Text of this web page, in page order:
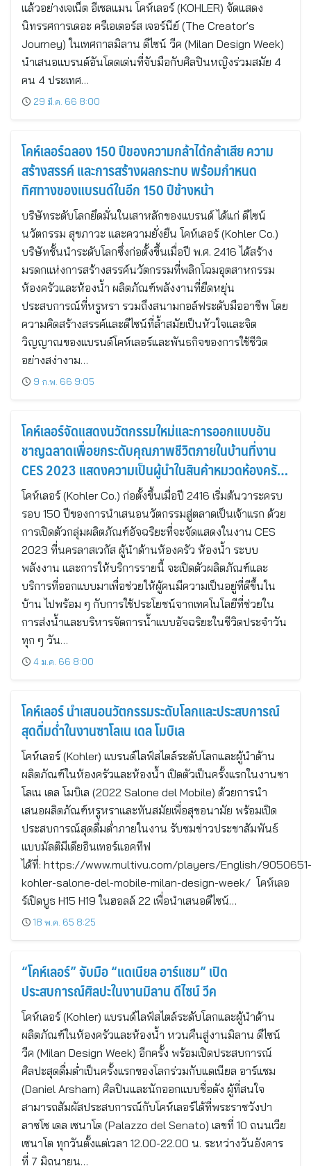
แล้วอย่างเจเน็ต อีเชลแมน โคห์เลอร์ (KOHLER) จัดแสดง
นิทรรศการเดอะ ครีเอเตอร์ส เจอร์นีย์ (The Creator’s
Journey) ในเทศกาลมิลาน ดีไซน์ วีค (Milan Design Week)
นำเสนอแบรนด์อันโดดเด่นที่จับมือกับศิลปินหญิงร่วมสมัย 4
คน 4 ประเทศ…
29 มี.ค. 66 8:00
โคห์เลอร์ฉลอง 150 ปีของความกล้าได้กล้าเสีย ความ
สร้างสรรค์ และการสร้างผลกระทบ พร้อมกำหนด
ทิศทางของแบรนด์ในอีก 150 ปีข้างหน้า
บริษัทระดับโลกยึดมั่นในเสาหลักของแบรนด์ ได้แก่ ดีไซน์
นวัตกรรม สุขภาวะ และความยั่งยืน โคห์เลอร์ (Kohler Co.)
บริษัทชั้นนำระดับโลกซึ่งก่อตั้งขึ้นเมื่อปี พ.ศ. 2416 ได้สร้าง
มรดกแห่งการสร้างสรรค์นวัตกรรมที่พลิกโฉมอุตสาหกรรม
ห้องครัวและห้องน้ำ ผลิตภัณฑ์พลังงานที่ยืดหยุ่น
ประสบการณ์ที่หรูหรา รวมถึงสนามกอล์ฟระดับมืออาชีพ โดย
ความคิดสร้างสรรค์และดีไซน์ที่ล้ำสมัยเป็นหัวใจและจิต
วิญญาณของแบรนด์โคห์เลอร์และพันธกิจของการใช้ชีวิต
อย่างสง่างาม…
9 ก.พ. 66 9:05
โคห์เลอร์จัดแสดงนวัตกรรมใหม่และการออกแบบอัน
ชาญฉลาดเพื่อยกระดับคุณภาพชีวิตภายในบ้านที่งาน
CES 2023 แสดงความเป็นผู้นำในสินค้าหมวดห้องครัว
และห้องน้ำ
โคห์เลอร์ (Kohler Co.) ก่อตั้งขึ้นเมื่อปี 2416 เริ่มต้นวาระครบ
รอบ 150 ปีของการนำเสนอนวัตกรรมสู่ตลาดเป็นเจ้าแรก ด้วย
การเปิดตัวกลุ่มผลิตภัณฑ์อัจฉริยะที่จะจัดแสดงในงาน CES
2023 ที่นครลาสเวกัส ผู้นำด้านห้องครัว ห้องน้ำ ระบบ
พลังงาน และการให้บริการรายนี้ จะเปิดตัวผลิตภัณฑ์และ
บริการที่ออกแบบมาเพื่อช่วยให้ผู้คนมีความเป็นอยู่ที่ดีขึ้นใน
บ้าน ไปพร้อม ๆ กับการใช้ประโยชน์จากเทคโนโลยีที่ช่วยใน
การส่งน้ำและบริหารจัดการน้ำแบบอัจฉริยะในชีวิตประจำวัน
ทุก ๆ วัน…
4 ม.ค. 66 8:00
โคห์เลอร์ นำเสนอนวัตกรรมระดับโลกและประสบการณ์
สุดดื่มด่ำในงานซาโลเน เดล โมบิเล
โคห์เลอร์ (Kohler) แบรนด์ไลฟ์สไตล์ระดับโลกและผู้นำด้าน
ผลิตภัณฑ์ในห้องครัวและห้องน้ำ เปิดตัวเป็นครั้งแรกในงานซา
โลเน เดล โมบิเล (2022 Salone del Mobile) ด้วยการนำ
เสนอผลิตภัณฑ์หรูหราและทันสมัยเพื่อสุขอนามัย พร้อมเปิด
ประสบการณ์สุดดื่มด่ำภายในงาน รับชมข่าวประชาสัมพันธ์
แบบมัลติมีเดียอินเทอร์แอคทีฟ
ได้ที่: https://www.multivu.com/players/English/9050651-
kohler-salone-del-mobile-milan-design-week/ โคห์เลอ
ร์เปิดบูธ H15 H19 ในฮอลล์ 22 เพื่อนำเสนอดีไซน์…
18 พ.ค. 65 8:25
“โคห์เลอร์” จับมือ “แดเนียล อาร์แชม” เปิด
ประสบการณ์ศิลปะในงานมิลาน ดีไซน์ วีค
โคห์เลอร์ (Kohler) แบรนด์ไลฟ์สไตล์ระดับโลกและผู้นำด้าน
ผลิตภัณฑ์ในห้องครัวและห้องน้ำ หวนคืนสู่งานมิลาน ดีไซน์
วีค (Milan Design Week) อีกครั้ง พร้อมเปิดประสบการณ์
ศิลปะสุดดื่มด่ำเป็นครั้งแรกของโลกร่วมกับแดเนียล อาร์แชม
(Daniel Arsham) ศิลปินและนักออกแบบชื่อดัง ผู้ที่สนใจ
สามารถสัมผัสประสบการณ์กับโคห์เลอร์ได้ที่พระราชวังปา
ลาซโซ เดล เซนาโต (Palazzo del Senato) เลขที่ 10 ถนนเวีย
เซนาโต ทุกวันตั้งแต่เวลา 12.00-22.00 น. ระหว่างวันอังคาร
ที่ 7 มิถุนายน…